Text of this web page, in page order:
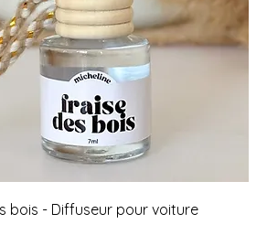
bois - Diffuseur pour voiture